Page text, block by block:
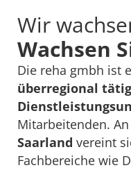
Wir
Wachsen
Die reha gmbh ist
überregional
Mitarbeitenden. An
Saarland vereint
Fachbereiche wie